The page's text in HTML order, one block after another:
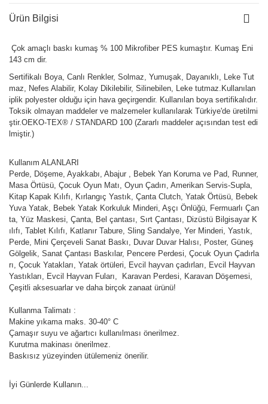
Ürün Bilgisi
Çok amaçlı baskı kumaş % 100 Mikrofiber PES kumaştır. Kumaş Eni
143 cm dir.
Sertifikalı Boya, Canlı Renkler, Solmaz, Yumuşak, Dayanıklı, Leke Tut
maz, Nefes Alabilir, Kolay Dikilebilir, Silinebilen, Leke tutmaz.Kullanılan
iplik polyester olduğu için hava geçirgendir. Kullanılan boya sertifikalıdır.
Toksik olmayan maddeler ve malzemeler kullanılarak Türkiye'de üretilmi
ştir.OEKO-TEX® / STANDARD 100 (Zararlı maddeler açısından test edi
lmiştir.)
Kullanım ALANLARI
Perde, Döşeme, Ayakkabı, Abajur , Bebek Yan Koruma ve Pad, Runner,
Masa Örtüsü, Çocuk Oyun Matı, Oyun Çadırı, Amerikan Servis-Supla,
Kitap Kapak Kılıfı, Kırlangıç Yastık, Çanta Clutch, Yatak Örtüsü, Bebek
Yuva Yatak, Bebek Yatak Korkuluk Minderi, Aşçı Önlüğü, Fermuarlı Çan
ta, Yüz Maskesi, Çanta, Bel çantası, Sırt Çantası, Dizüstü Bilgisayar K
ılıfı, Tablet Kılıfı, Katlanır Tabure, Sling Sandalye, Yer Minderi, Yastık,
Perde, Mini Çerçeveli Sanat Baskı, Duvar Duvar Halısı, Poster, Güneş
Gölgelik, Sanat Çantası Baskılar, Pencere Perdesi, Çocuk Oyun Çadırla
rı, Çocuk Yatakları, Yatak örtüleri, Evcil hayvan çadırları, Evcil Hayvan
Yastıkları, Evcil Hayvan Fuları, Karavan Perdesi, Karavan Döşemesi,
Çeşitli aksesuarlar ve daha birçok zanaat ürünü!
Kullanma Talimatı :
Makine yıkama maks. 30-40° C
Çamaşır suyu ve ağartıcı kullanılması önerilmez.
Kurutma makinası önerilmez.
Baskısız yüzeyinden ütülemeniz önerilir.
İyi Günlerde Kullanın...